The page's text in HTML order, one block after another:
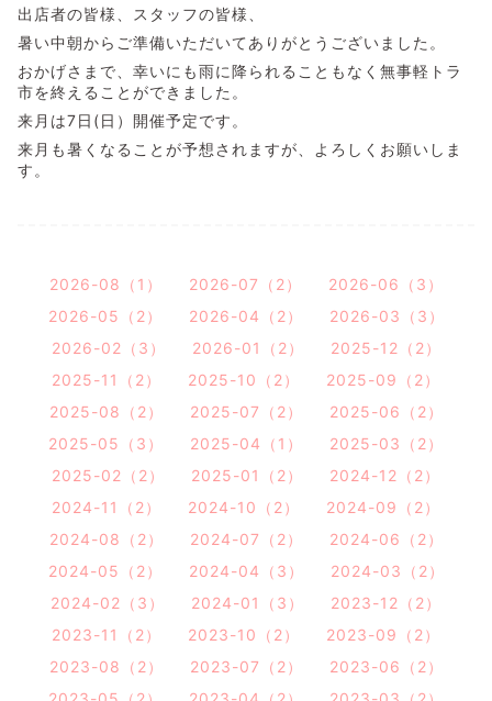
出店者の皆様、スタッフの皆様、
暑い中朝からご準備いただいてありがとうございました。
おかげさまで、幸いにも雨に降られることもなく無事軽トラ
市を終えることができました。
来月は7日(日）開催予定です。
来月も暑くなることが予想されますが、よろしくお願いしま
す。
2026-08（1） 2026-07（2）
2026-06（3）
2026-05（2）
2026-04（2）
2026-03（3）
2026-02（3）
2026-01（2）
2025-12（2）
2025-11（2）
2025-10（2）
2025-09（2）
2025-08（2）
2025-07（2）
2025-06（2）
2025-05（3）
2025-04（1）
2025-03（2）
2025-02（2）
2025-01（2）
2024-12（2）
2024-11（2）
2024-10（2）
2024-09（2）
2024-08（2）
2024-07（2）
2024-06（2）
2024-05（2）
2024-04（3）
2024-03（2）
2024-02（3）
2024-01（3）
2023-12（2）
2023-11（2）
2023-10（2）
2023-09（2）
2023-08（2）
2023-07（2）
2023-06（2）